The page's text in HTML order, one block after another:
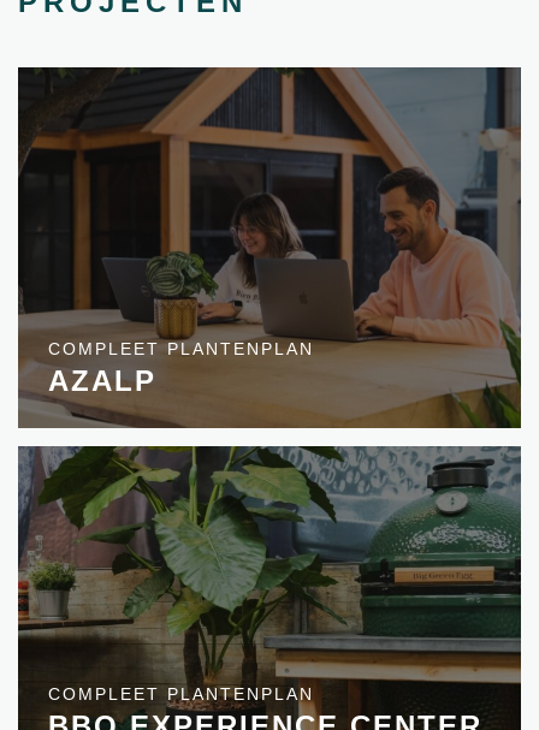
COMPLEET PLANTENPLAN
AZALP
COMPLEET PLANTENPLAN